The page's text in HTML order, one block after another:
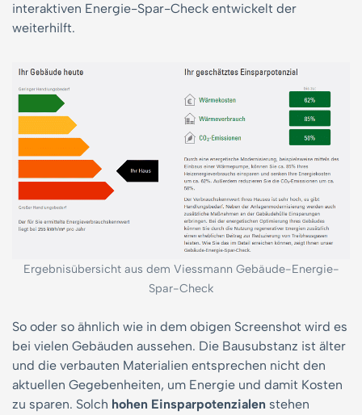
interaktiven Energie-Spar-Check entwickelt der
weiterhilft.
Ergebnisübersicht aus dem Viessmann Gebäude-Energie-
Spar-Check
So oder so ähnlich wie in dem obigen Screenshot wird es
bei vielen Gebäuden aussehen. Die Bausubstanz ist älter
und die verbauten Materialien entsprechen nicht den
aktuellen Gegebenheiten, um Energie und damit Kosten
zu sparen. Solch hohen Einsparpotenzialen stehen